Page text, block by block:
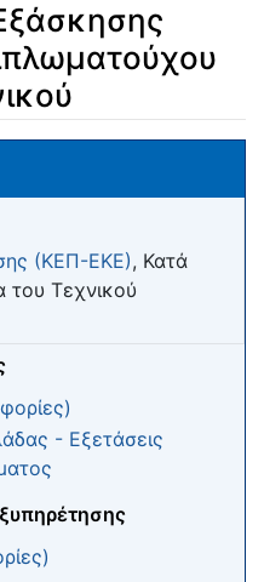
(ΚΕΠ-ΕΚΕ), Κατά
του Τεχνικού
- Εξετάσεις